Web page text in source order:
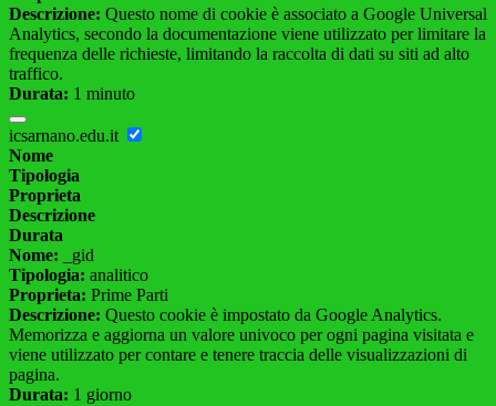
Descrizione: Questo nome di cookie è associato a Google Universal
Analytics, secondo la documentazione viene utilizzato per limitare la
frequenza delle richieste, limitando la raccolta di dati su siti ad alto
traffico.
Durata: 1 minuto
icsarnano.edu.it
Nome
Tipologia
Proprieta
Descrizione
Durata
Nome: _gid
Tipologia: analitico
Proprieta: Prime Parti
Descrizione: Questo cookie è impostato da Google Analytics.
Memorizza e aggiorna un valore univoco per ogni pagina visitata e
viene utilizzato per contare e tenere traccia delle visualizzazioni di
pagina.
Durata: 1 giorno